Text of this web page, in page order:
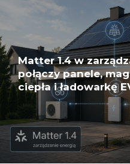
Matter 1.4 w
połączy panele,
ciepła i ładowarkę